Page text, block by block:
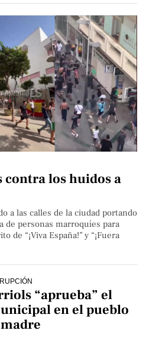
contra los huidos a
a las calles de la ciudad portando
de personas marroquíes para
de “¡Viva España!” y “¡Fuera
“aprueba” el
en el pueblo